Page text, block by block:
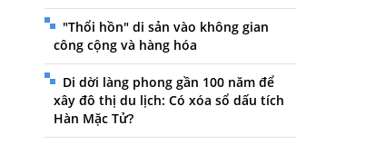
"Thổi hồn" di sản vào không gian
công cộng và hàng hóa
Di dời làng phong gần 100 năm để
xây đô thị du lịch: Có xóa sổ dấu tích
Hàn Mặc Tử?